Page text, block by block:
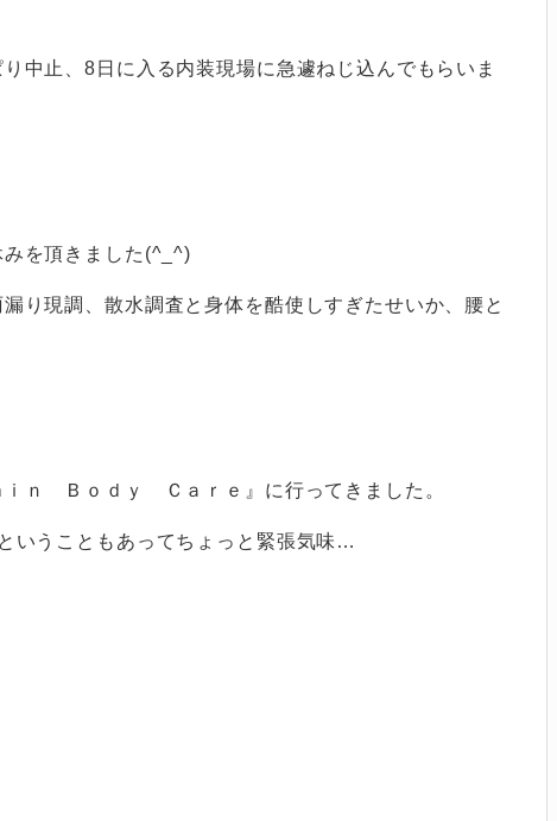
中止、8日に入る内装現場に急遽ねじ込んでもらいま
を頂きました(^_^)
り現調、散水調査と身体を酷使しすぎたせいか、腰と
ｉｎ Ｂｏｄｙ Ｃａｒｅ 』に行ってきました。
いうこともあってちょっと緊張気味…